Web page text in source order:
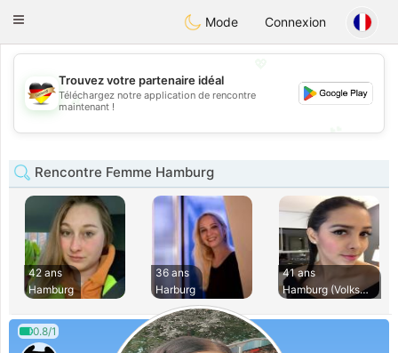
DeutschDating
Toggle
Mode Connexion
💖
💕
Trouvez votre partenaire idéal
Téléchargez notre application de rencontre
maintenant !
Rencontre Femme Hamburg
42 ans
Hamburg
36 ans
Harburg
41 ans
Hamburg (Volksdorf
0.8/1